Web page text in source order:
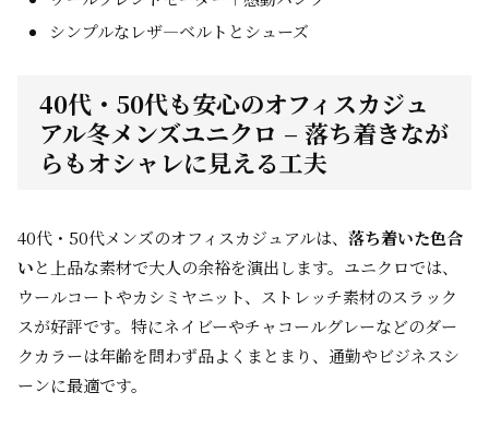
シンプルなレザ―ベルトとシューズ
40代・50代も安心のオフィスカジュ
アル冬メンズユニクロ – 落ち着きなが
らもオシャレに見える工夫
40代・50代メンズのオフィスカジュアルは、 落ち着いた色合
いと上品な素材で大人の余裕を演出します。ユニクロでは、
ウールコートやカシミヤニット、ストレッチ素材のスラック
スが好評です。特にネイビーやチャコールグレーなどのダー
クカラーは年齢を問わず品よくまとまり、通勤やビジネスシ
ーンに最適です。